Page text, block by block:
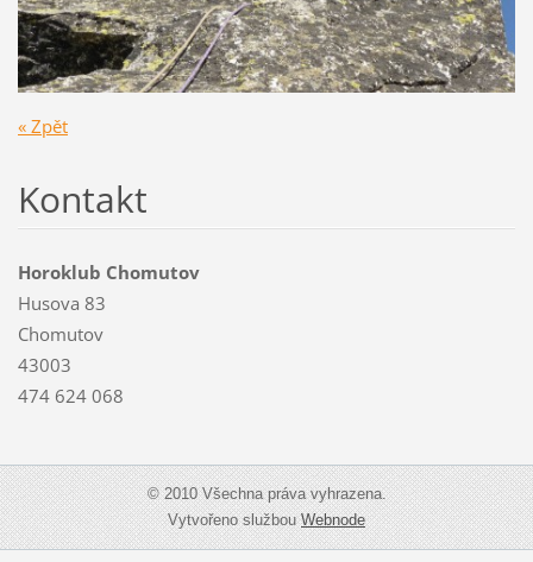
« Zpět
Kontakt
Horoklub Chomutov
Husova 83
Chomutov
43003
474 624 068
© 2010 Všechna práva vyhrazena.
Vytvořeno službouWebnode